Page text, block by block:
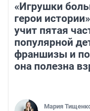
«Игрушки
герои
учит пятая
популярной
франшизы и
она полезна
Мария